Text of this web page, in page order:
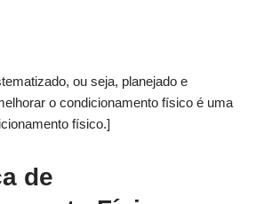
ou seja, planejado e
o condicionamento físico é uma
físico.]
de